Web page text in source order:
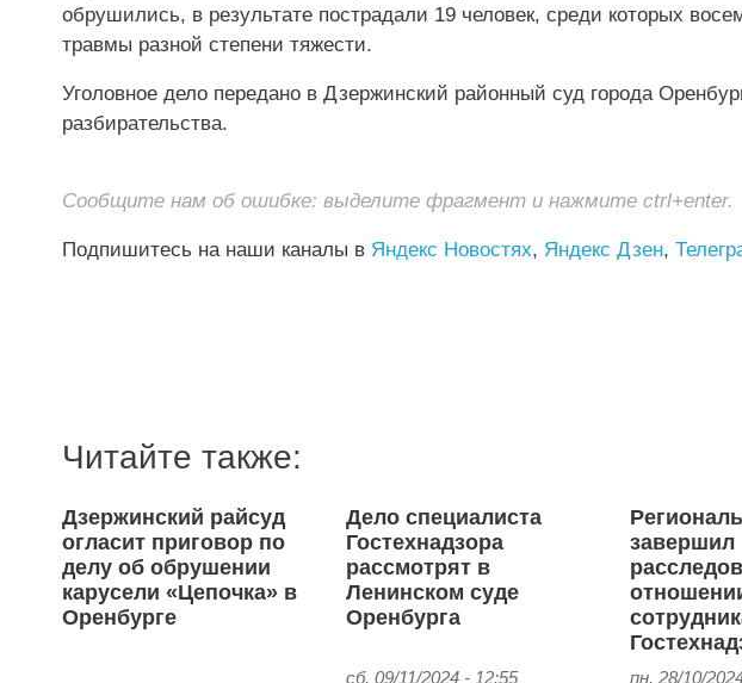
обрушились, в результате пострадали 19 человек, среди которых
травмы разной степени тяжести.
Уголовное дело передано в Дзержинский районный суд города
разбирательства.
Сообщите нам об ошибке: выделите фрагмент и нажмите ctrl+enter.
Подпишитесь на наши каналы в Яндекс Новостях, Яндекс Дзен,
Читайте также:
Дзержинский райсуд
огласит приговор по
делу об обрушении
карусели «Цепочка» в
Оренбурге
Дело специалиста
Гостехнадзора
рассмотрят в
Ленинском суде
Оренбурга
сб, 09/11/2024 - 12:55
завершил
пн, 28/10/